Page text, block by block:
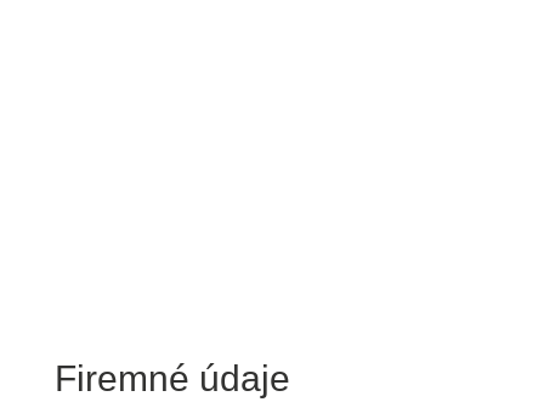
Firemné údaje